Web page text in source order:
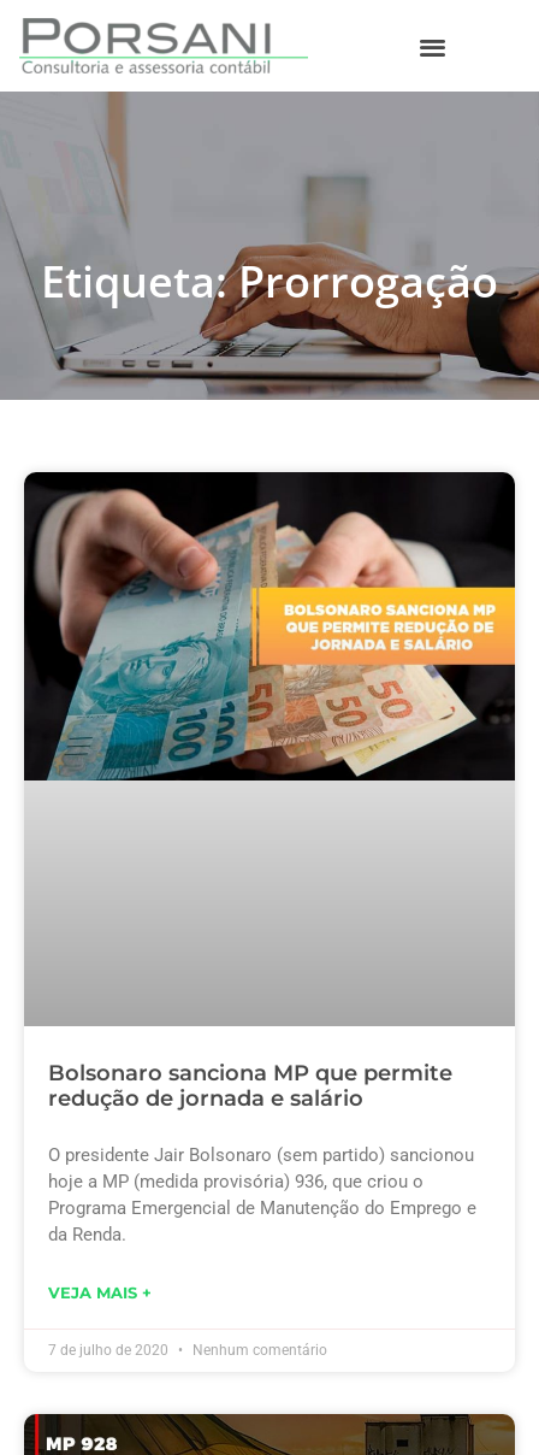
Etiqueta: Prorrogação
Bolsonaro sanciona MP que permite
redução de jornada e salário
O presidente Jair Bolsonaro (sem partido) sancionou
hoje a MP (medida provisória) 936, que criou o
Programa Emergencial de Manutenção do Emprego e
da Renda.
VEJA MAIS +
7 de julho de 2020 Nenhum comentário